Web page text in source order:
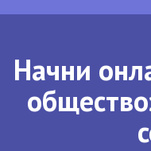
Начни